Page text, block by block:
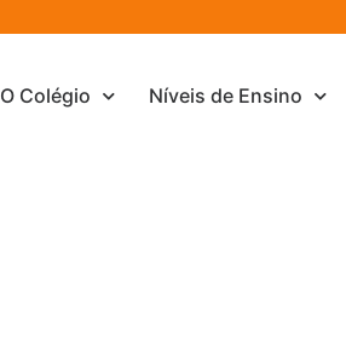
O Colégio Níveis de Ensino